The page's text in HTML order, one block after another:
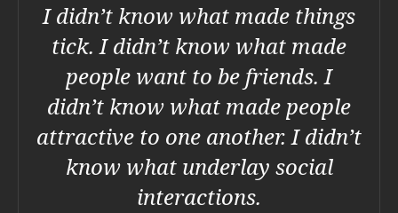
I didn’t know what made things
tick. I didn’t know what made
people want to be friends. I
didn’t know what made people
attractive to one another. I didn’t
know what underlay social
interactions.